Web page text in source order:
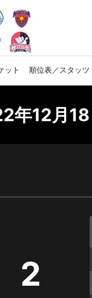
ット 順位表／スタッツ
年12月
2